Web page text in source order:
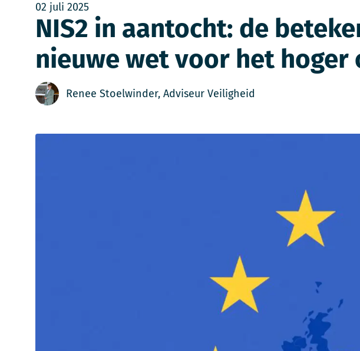
02 juli 2025
NIS2 in aantocht: de
nieuwe wet voor het hoger
Renee Stoelwinder, Adviseur Veiligheid